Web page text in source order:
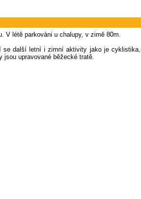
V létě parkováni u chalupy, v zimě 80m.
se další letní i zimní aktivity jako je cyklistika,
upravované běžecké tratě.